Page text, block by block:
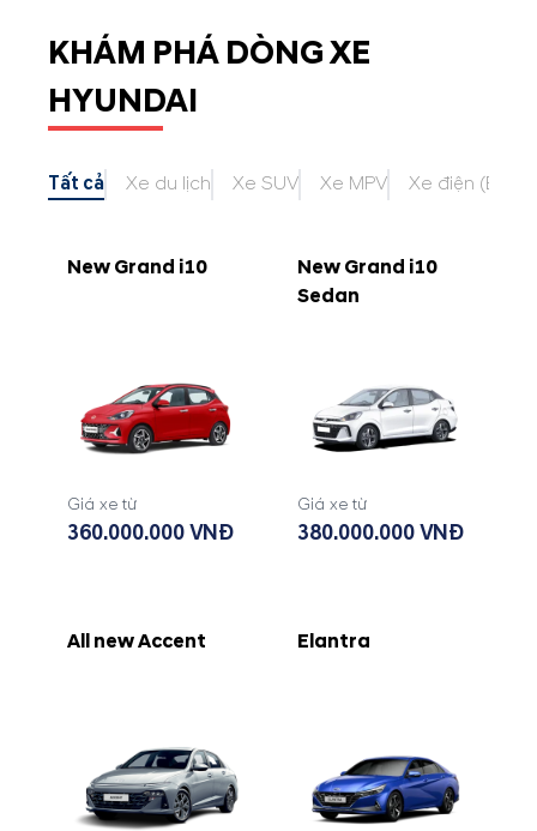
KHÁM PHÁ DÒNG XE
HYUNDAI
Tất cả Xe du lịch Xe SUV Xe MPV Xe điện (EV)
New Grand i10
Giá xe từ
360.000.000 VNĐ
New Grand i10
Sedan
Giá xe từ
380.000.000 VNĐ
All new Accent Elantra